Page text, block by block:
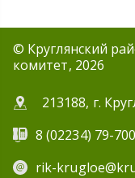
© Круглянский
комитет, 2026
213188, г.
8 (02234) 79-700
rik-